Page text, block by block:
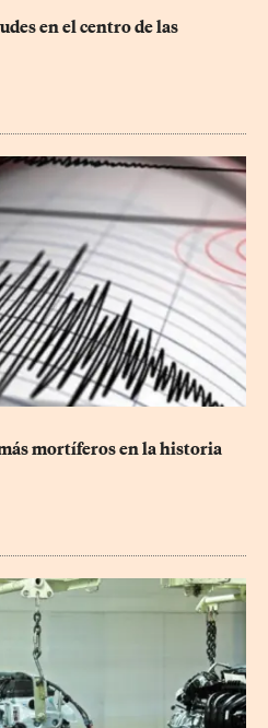
en el centro de las
mortíferos en la historia